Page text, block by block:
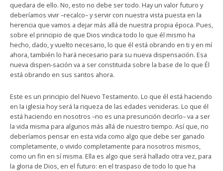
quedara de ello. No, esto no debe ser todo. Hay un valor futuro y
deberíamos vivir –recalco– y servir con nuestra vista puesta en la
herencia que vamos a dejar más allá de nuestra propia época. Pues,
sobre el principio de que Dios vindica todo lo que él mismo ha
hecho, dado, y vuelto necesario, lo que él está obrando en ti y en mí
ahora, también lo hará necesario para su nueva dispensación. Esa
nueva dispen-sación va a ser constituida sobre la base de lo que Él
está obrando en sus santos ahora.
Este es un principio del Nuevo Testamento. Lo que él está haciendo
en la iglesia hoy será la riqueza de las edades venideras. Lo que él
está haciendo en nosotros –no es una presunción decirlo– va a ser
la vida misma para algunos más allá de nuestro tiempo. Así que, no
deberíamos pensar en esta vida como algo que debe ser ganado
completamente, o vivido completamente para nosotros mismos,
como un fin en sí misma. Ella es algo que será hallado otra vez, para
la gloria de Dios, en el futuro: en el traspaso de todo lo que ha